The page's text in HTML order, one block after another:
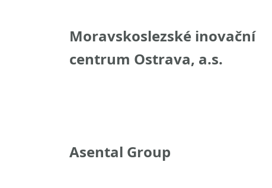
Moravskoslezské inovační
centrum Ostrava, a.s.
Asental Group